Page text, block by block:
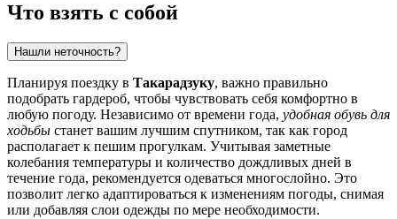
Что взять с собой
Нашли неточность?
Планируя поездку в Такарадзуку, важно правильно
подобрать гардероб, чтобы чувствовать себя комфортно в
любую погоду. Независимо от времени года, удобная обувь для
ходьбы станет вашим лучшим спутником, так как город
располагает к пешим прогулкам. Учитывая заметные
колебания температуры и количество дождливых дней в
течение года, рекомендуется одеваться многослойно. Это
позволит легко адаптироваться к изменениям погоды, снимая
или добавляя слои одежды по мере необходимости.